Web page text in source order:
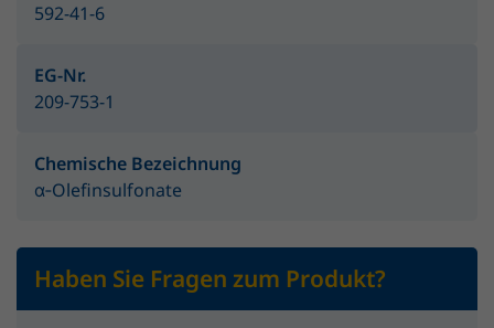
592-41-6
EG-Nr.
209-753-1
Chemische Bezeichnung
α‑Olefinsulfonate
Haben Sie Fragen zum Produkt?